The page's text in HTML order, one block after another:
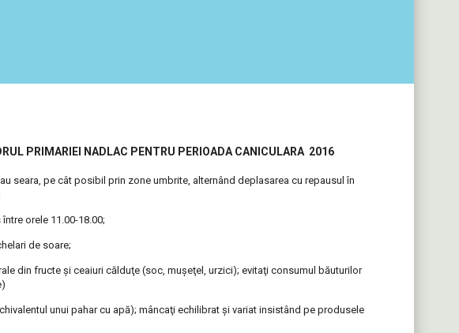
PRIMARIEI NADLAC PENTRU PERIOADA CANICULARA 2016
seara, pe cât posibil prin zone umbrite, alternând deplasarea cu repausul în
orele 11.00-18.00;
de soare;
din fructe şi ceaiuri călduţe (soc, muşeţel, urzici); evitaţi consumul băuturilor
unui pahar cu apă); mâncaţi echilibrat şi variat insistând pe produsele